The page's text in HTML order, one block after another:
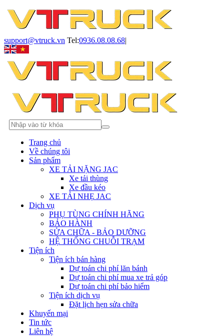
support@vtruck.vn Tel:0936.08.08.68|
Trang chủ
Về chúng tôi
Sản phẩm
XE TẢI NẶNG JAC
Xe tải thùng
Xe đầu kéo
XE TẢI NHẸ JAC
Dịch vụ
PHỤ TÙNG CHÍNH HÃNG
BẢO HÀNH
SỬA CHỮA - BẢO DƯỠNG
HỆ THỐNG CHUỖI TRẠM
Tiện ích
Tiện ích bán hàng
Dự toán chi phí lăn bánh
Dự toán chi phí mua xe trả góp
Dự toán chi phí bảo hiểm
Tiện ích dịch vụ
Đặt lịch hẹn sửa chữa
Khuyến mại
Tin tức
Liên hệ